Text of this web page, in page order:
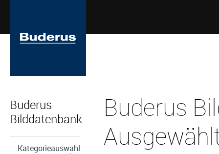
Buderus
Bilddatenbank
Kategorieauswahl
Buderus